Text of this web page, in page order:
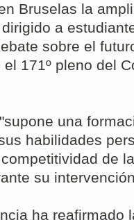
Bruselas la
a
sobre el
171º pleno del
una
habilidades
de
su
ha reafirmado